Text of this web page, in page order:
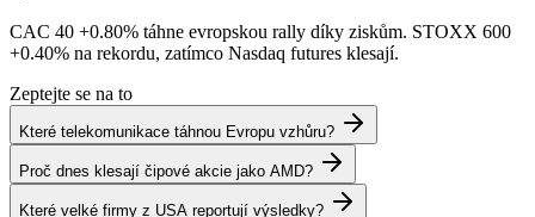
CAC 40 +0.80% táhne evropskou rally díky ziskům. STOXX 600
+0.40% na rekordu, zatímco Nasdaq futures klesají.
Zeptejte se na to
Které telekomunikace táhnou Evropu vzhůru?
Proč dnes klesají čipové akcie jako AMD?
Které velké firmy z USA reportují výsledky?